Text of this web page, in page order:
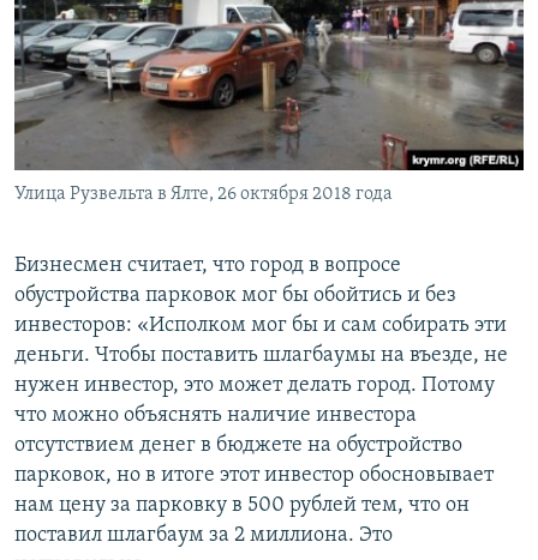
Улица Рузвельта в Ялте, 26 октября 2018 года
Бизнесмен считает, что город в вопросе
обустройства парковок мог бы обойтись и без
инвесторов: «Исполком мог бы и сам собирать эти
деньги. Чтобы поставить шлагбаумы на въезде, не
нужен инвестор, это может делать город. Потому
что можно объяснять наличие инвестора
отсутствием денег в бюджете на обустройство
парковок, но в итоге этот инвестор обосновывает
нам цену за парковку в 500 рублей тем, что он
поставил шлагбаум за 2 миллиона. Это